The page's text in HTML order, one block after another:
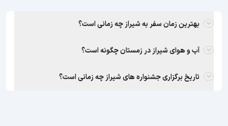
بهترین زمان سفر به شیراز چه زمانی است؟
آب و هوای شیراز در زمستان چگونه است؟
تاریخ برگزاری جشنواره های شیراز چه زمانی است؟